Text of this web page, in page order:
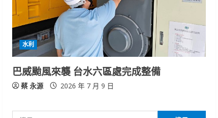
水利
巴威颱風來襲 台水六區處完成整備
蔡 永源 2026 年 7 月 9 日